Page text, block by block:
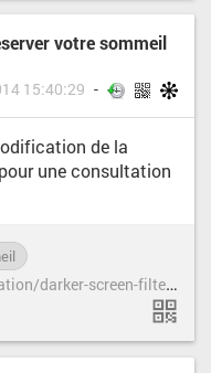
votre sommeil
15:40:29
de la
une consultation
h
ttp://www.android-mt.com/application/darker-screen-filter-preserver-sommeil-32974